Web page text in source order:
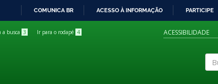
COMUNICA BR ACESSO À INFORMAÇÃO PARTICIPE
a busca 3 Ir para o rodapé 4 ACESSIBILIDADE